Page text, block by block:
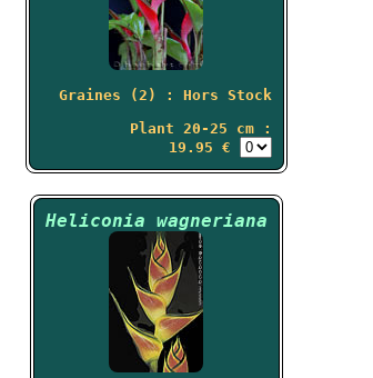
Graines (2) : Hors Stock
Plant 20-25 cm :
19.95 €
Heliconia wagneriana